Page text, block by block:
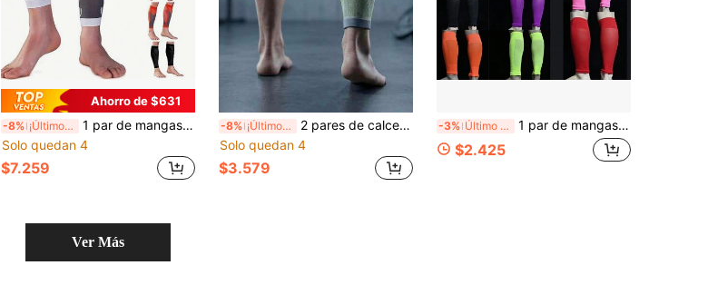
Ahorro de $631
-8% ¡Últimos 3 días
1 par de mangas de compresión para pantorrilla - calcetines elásticos para piernas, adecuados para usar en entrenamiento deportivo
Solo quedan 4
$7.259
-8% ¡Últimos 3 días
2 pares de calcetines deportivos de compresión con degradado aleatorio, calcetines elásticos para pantorrilla que adelgazan, transpirables y de malla para correr y ciclismo
Solo quedan 4
$3.579
-3% Último día 1 par de mangas para las piernas unisex para deportes al aire libre como ciclismo, correr, senderismo, fútbol, gimnasio, calentadores de piernas cómodos
$2.425
Ver Más